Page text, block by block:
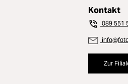
Kontakt
089 551
Zur